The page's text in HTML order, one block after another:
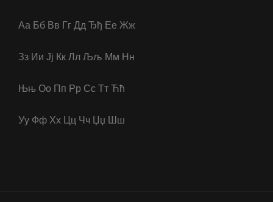
Аа Бб Вв Гг Дд Ђђ Ее Жж
Зз Ии Јј Кк Лл Љљ Мм Нн
Њњ Оо Пп Рр Сс Тт Ћћ
Уу Фф Хх Цц Чч Џџ Шш